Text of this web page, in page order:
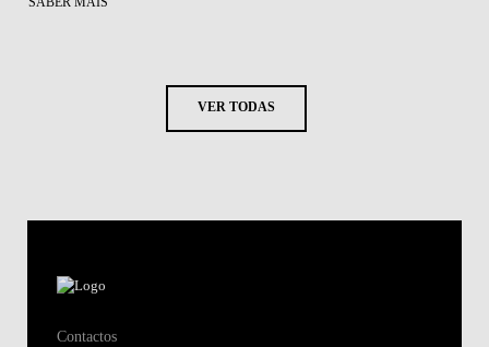
SABER MAIS
VER TODAS
Contactos